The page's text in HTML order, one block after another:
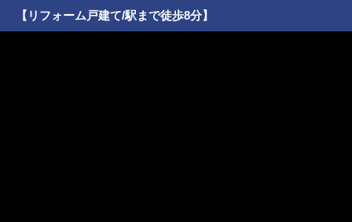
【リフォーム戸建て/駅まで徒歩8分】